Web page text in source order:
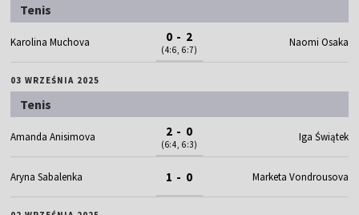
Tenis
Karolina Muchova 0 - 2
(4:6, 6:7)
Naomi Osaka
03 WRZEŚNIA 2025
Tenis
Amanda Anisimova 2 - 0
(6:4, 6:3)
Iga Świątek
Aryna Sabalenka 1 - 0 Marketa Vondrousova